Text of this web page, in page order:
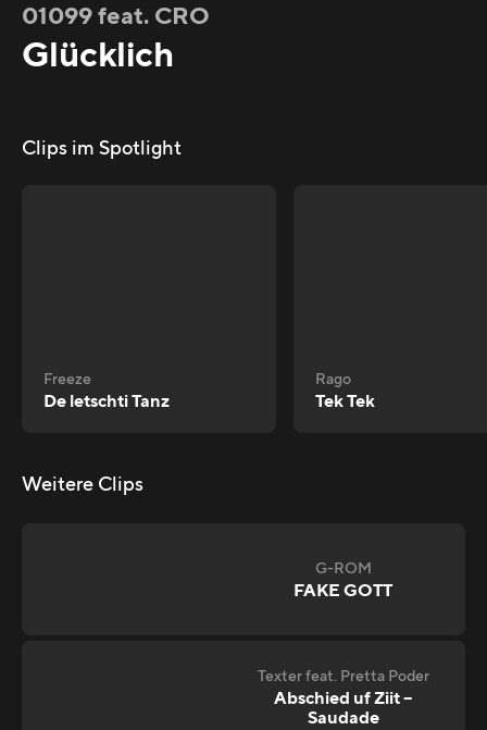
01099 feat. CRO
Glücklich
Clips im Spotlight
Freeze
De letschti Tanz
Rago
Tek Tek
Weitere Clips
G-ROM
FAKE GOTT
Texter feat. Pretta Poder
Abschied uf Ziit –
Saudade